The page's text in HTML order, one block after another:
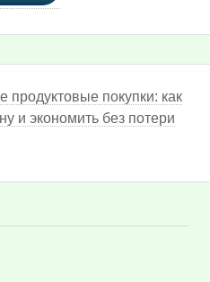
продуктовые покупки: как
и экономить без потери